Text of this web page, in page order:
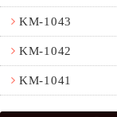
KM-1043
KM-1042
KM-1041